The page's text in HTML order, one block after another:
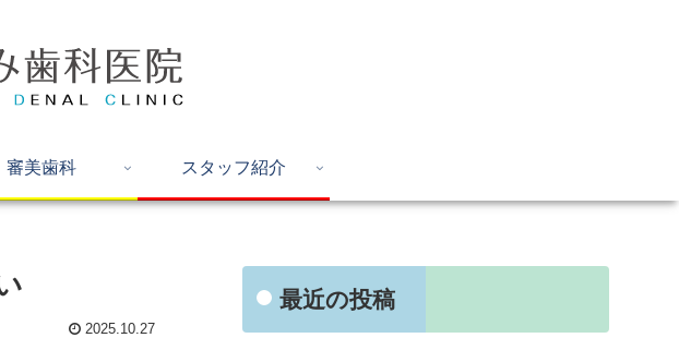
審美歯科 スタッフ紹介
2025.10.27
最近の投稿